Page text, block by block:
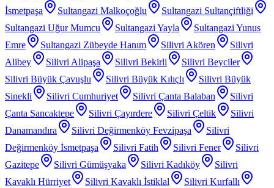
İsmetpaşa
Sultangazi Malkoçoğlu
Sultangazi Sultançiftliği
Sultangazi Uğur Mumcu
Sultangazi Yayla
Sultangazi Yunus
Emre
Sultangazi Zübeyde Hanım Silivri Akören
Silivri
Alibey
Silivri Alipaşa Silivri Bekirli
Silivri Beyciler
Silivri Büyük Çavuşlu
Silivri Büyük Kılıçlı
Silivri Büyük
Sinekli
Silivri Cumhuriyet Silivri Çanta Balaban
Silivri
Çanta Sancaktepe
Silivri Çayırdere Silivri Çeltik
Silivri
Danamandıra
Silivri Değirmenköy Fevzipaşa
Silivri
Değirmenköy İsmetpaşa
Silivri Fatih Silivri Fener
Silivri
Gazitepe
Silivri Gümüşyaka Silivri Kadıköy
Silivri
Kavaklı Hürriyet
Silivri Kavaklı İstiklal
Silivri Kurfallı